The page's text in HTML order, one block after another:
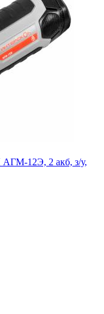
12Э, 2 акб, з/у,